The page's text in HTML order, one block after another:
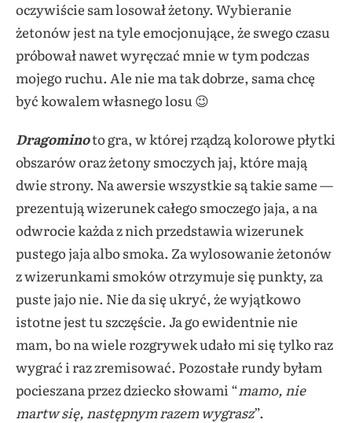
oczywiście sam losował żetony. Wybieranie
żetonów jest na tyle emocjonujące, że swego czasu
próbował nawet wyręczać mnie w tym podczas
mojego ruchu. Ale nie ma tak dobrze, sama chcę
być kowalem własnego losu 😉
Dragominoto gra, w której rządzą kolorowe płytki
obszarów oraz żetony smoczych jaj, które mają
dwie strony. Na awersie wszystkie są takie same —
prezentują wizerunek całego smoczego jaja, a na
odwrocie każda z nich przedstawia wizerunek
pustego jaja albo smoka. Za wylosowanie żetonów
z wizerunkami smoków otrzymuje się punkty, za
puste jajo nie. Nie da się ukryć, że wyjątkowo
istotne jest tu szczęście. Ja go ewidentnie nie
mam, bo na wiele rozgrywek udało mi się tylko raz
wygrać i raz zremisować. Pozostałe rundy byłam
pocieszana przez dziecko słowami “mamo, nie
martw się, następnym razem wygrasz”.